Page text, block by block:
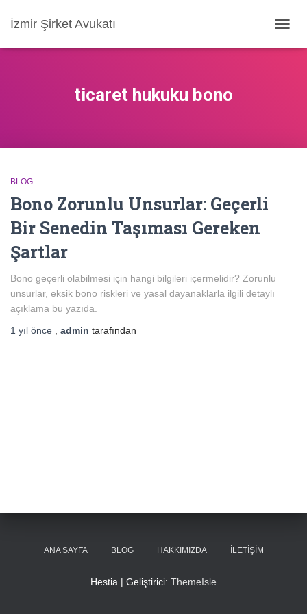
İzmir Şirket Avukatı
AÇ/
ticaret hukuku bono
BLOG
Bono Zorunlu Unsurlar: Geçerli
Bir Senedin Taşıması Gereken
Şartlar
Bono geçerli olabilmesi için hangi bilgileri içermelidir? Zorunlu
unsurlar, eksik bono riskleri ve yasal dayanaklarla ilgili detaylı
açıklama bu yazıda.
1 yıl önce admin tarafından
ANA SAYFA BLOG HAKKIMIZDA İLETIŞIM
Hestia | Geliştirici: ThemeIsle